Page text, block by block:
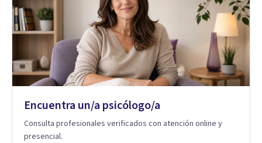
Encuentra un/a psicólogo/a
Consulta profesionales verificados con atención online y
presencial.